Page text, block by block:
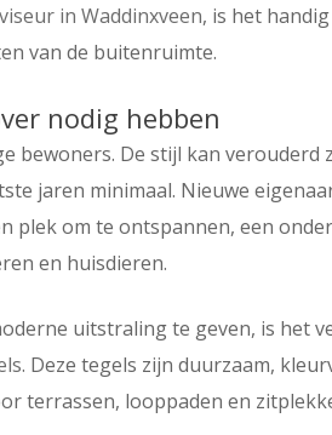
in Waddinxveen, is het
van de buitenruimte.
nodig hebben
bewoners. De stijl kan verouderd
jaren minimaal. Nieuwe
plek om te ontspannen, een
en huisdieren.
uitstraling te geven, is het
. Deze tegels zijn duurzaam,
terrassen, looppaden en